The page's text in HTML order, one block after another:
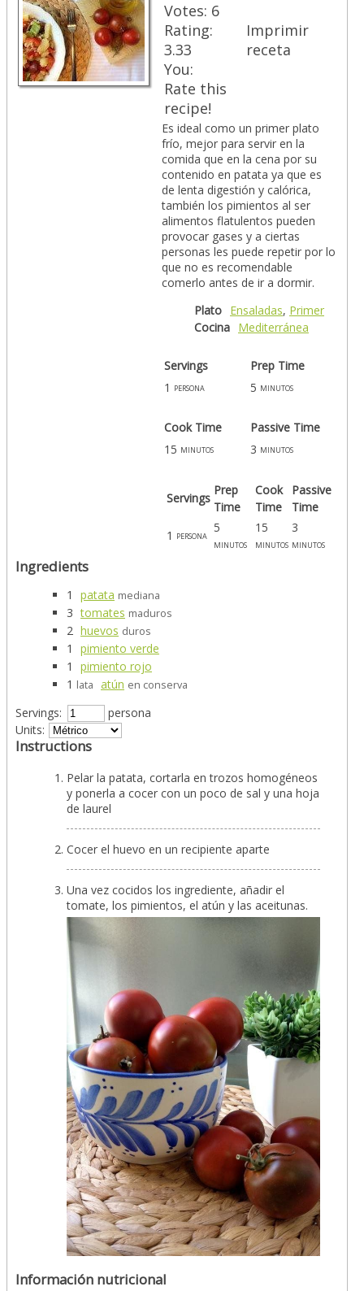
Votes: 6
Rating:
3.33
You:
Rate this
recipe!
Imprimir
receta
Es ideal como un primer plato
frío, mejor para servir en la
comida que en la cena por su
contenido en patata ya que es
de lenta digestión y calórica,
también los pimientos al ser
alimentos flatulentos pueden
provocar gases y a ciertas
personas les puede repetir por lo
que no es recomendable
comerlo antes de ir a dormir.
Plato Ensaladas, Primer
Cocina Mediterránea
Servings
Prep Time
1 persona 5 minutos
Cook Time
Passive Time
15 minutos 3 minutos
Servings
Prep
Time
1 persona
5
minutos
Cook
Time
Passive
Time
15
minutos
3
minutos
Ingredients
1 patata mediana
3 tomates maduros
2 huevos duros
1
pimiento verde
1
pimiento rojo
1 lata atún en conserva
Servings:
persona
Units:
Instructions
Pelar la patata, cortarla en trozos homogéneos
y ponerla a cocer con un poco de sal y una hoja
de laurel
Cocer el huevo en un recipiente aparte
Una vez cocidos los ingrediente, añadir el
tomate, los pimientos, el atún y las aceitunas.
Información nutricional